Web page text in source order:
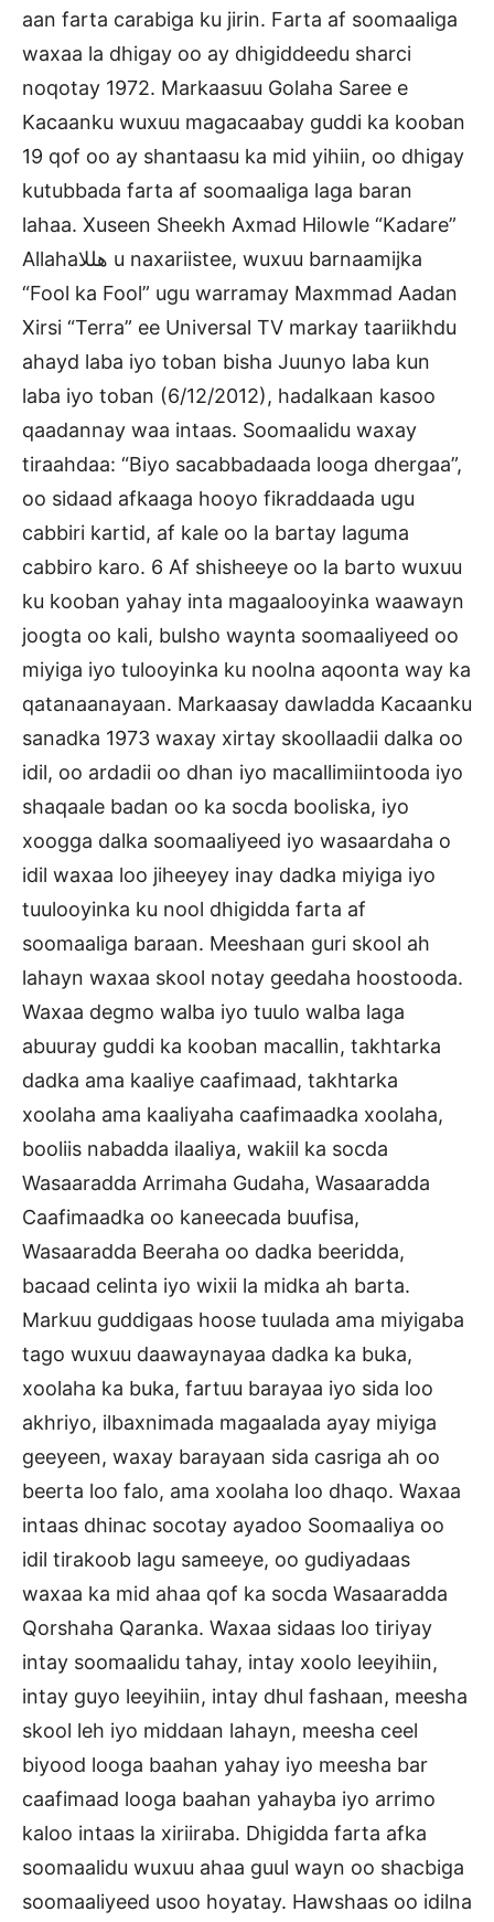
aan farta carabiga ku jirin. Farta af soomaaliga
waxaa la dhigay oo ay dhigiddeedu sharci
noqotay 1972. Markaasuu Golaha Saree e
Kacaanku wuxuu magacaabay guddi ka kooban
19 qof oo ay shantaasu ka mid yihiin, oo dhigay
kutubbada farta af soomaaliga laga baran
lahaa. Xuseen Sheekh Axmad Hilowle “Kadare”
Allahaهللا u naxariistee, wuxuu barnaamijka
“Fool ka Fool” ugu warramay Maxmmad Aadan
Xirsi “Terra” ee Universal TV markay taariikhdu
ahayd laba iyo toban bisha Juunyo laba kun
laba iyo toban (6/12/2012), hadalkaan kasoo
qaadannay waa intaas. Soomaalidu waxay
tiraahdaa: “Biyo sacabbadaada looga dhergaa”,
oo sidaad afkaaga hooyo fikraddaada ugu
cabbiri kartid, af kale oo la bartay laguma
cabbiro karo. 6 Af shisheeye oo la barto wuxuu
ku kooban yahay inta magaalooyinka waawayn
joogta oo kali, bulsho waynta soomaaliyeed oo
miyiga iyo tulooyinka ku noolna aqoonta way ka
qatanaanayaan. Markaasay dawladda Kacaanku
sanadka 1973 waxay xirtay skoollaadii dalka oo
idil, oo ardadii oo dhan iyo macallimiintooda iyo
shaqaale badan oo ka socda booliska, iyo
xoogga dalka soomaaliyeed iyo wasaardaha o
idil waxaa loo jiheeyey inay dadka miyiga iyo
tuulooyinka ku nool dhigidda farta af
soomaaliga baraan. Meeshaan guri skool ah
lahayn waxaa skool notay geedaha hoostooda.
Waxaa degmo walba iyo tuulo walba laga
abuuray guddi ka kooban macallin, takhtarka
dadka ama kaaliye caafimaad, takhtarka
xoolaha ama kaaliyaha caafimaadka xoolaha,
booliis nabadda ilaaliya, wakiil ka socda
Wasaaradda Arrimaha Gudaha, Wasaaradda
Caafimaadka oo kaneecada buufisa,
Wasaaradda Beeraha oo dadka beeridda,
bacaad celinta iyo wixii la midka ah barta.
Markuu guddigaas hoose tuulada ama miyigaba
tago wuxuu daawaynayaa dadka ka buka,
xoolaha ka buka, fartuu barayaa iyo sida loo
akhriyo, ilbaxnimada magaalada ayay miyiga
geeyeen, waxay barayaan sida casriga ah oo
beerta loo falo, ama xoolaha loo dhaqo. Waxaa
intaas dhinac socotay ayadoo Soomaaliya oo
idil tirakoob lagu sameeye, oo gudiyadaas
waxaa ka mid ahaa qof ka socda Wasaaradda
Qorshaha Qaranka. Waxaa sidaas loo tiriyay
intay soomaalidu tahay, intay xoolo leeyihiin,
intay guyo leeyihiin, intay dhul fashaan, meesha
skool leh iyo middaan lahayn, meesha ceel
biyood looga baahan yahay iyo meesha bar
caafimaad looga baahan yahayba iyo arrimo
kaloo intaas la xiriiraba. Dhigidda farta afka
soomaalidu wuxuu ahaa guul wayn oo shacbiga
soomaaliyeed usoo hoyatay. Hawshaas oo idilna